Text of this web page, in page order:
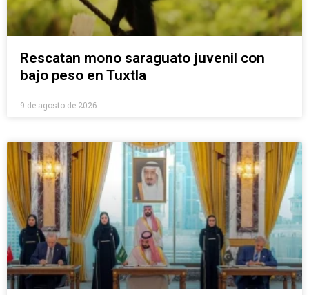
Rescatan mono saraguato juvenil con
bajo peso en Tuxtla
9 de agosto de 2026